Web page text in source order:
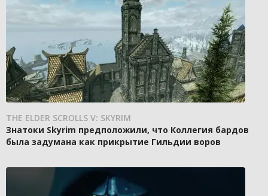
THE ELDER SCROLLS V: SKYRIM
Знатоки Skyrim предположили, что Коллегия бардов
была задумана как прикрытие Гильдии воров